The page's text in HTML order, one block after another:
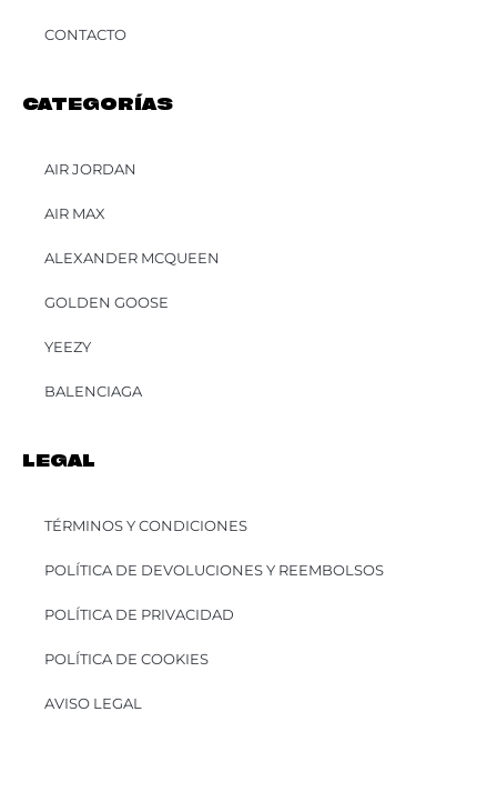
CONTACTO
CATEGORÍAS
AIR JORDAN
AIR MAX
ALEXANDER MCQUEEN
GOLDEN GOOSE
YEEZY
BALENCIAGA
LEGAL
TÉRMINOS Y CONDICIONES
POLÍTICA DE DEVOLUCIONES Y REEMBOLSOS
POLÍTICA DE PRIVACIDAD
POLÍTICA DE COOKIES
AVISO LEGAL